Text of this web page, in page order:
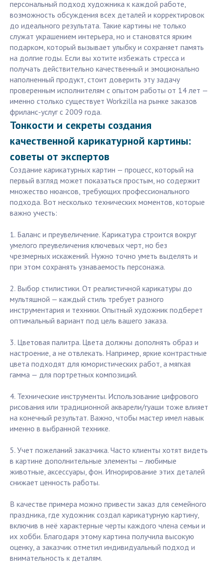
персональный подход художника к каждой работе,
возможность обсуждения всех деталей и корректировок
до идеального результата. Такие картины не только
служат украшением интерьера, но и становятся ярким
подарком, который вызывает улыбку и сохраняет память
на долгие годы. Если вы хотите избежать стресса и
получать действительно качественный и эмоционально
наполненный продукт, стоит доверить эту задачу
проверенным исполнителям с опытом работы от 14 лет —
именно столько существует Workzilla на рынке заказов
фриланс-услуг с 2009 года.
Тонкости и секреты создания
качественной карикатурной картины:
советы от экспертов
Создание карикатурных картин — процесс, который на
первый взгляд может показаться простым, но содержит
множество нюансов, требующих профессионального
подхода. Вот несколько технических моментов, которые
важно учесть:
1. Баланс и преувеличение. Карикатура строится вокруг
умелого преувеличения ключевых черт, но без
чрезмерных искажений. Нужно точно уметь выделять и
при этом сохранять узнаваемость персонажа.
2. Выбор стилистики. От реалистичной карикатуры до
мультяшной — каждый стиль требует разного
инструментария и техники. Опытный художник подберет
оптимальный вариант под цель вашего заказа.
3. Цветовая палитра. Цвета должны дополнять образ и
настроение, а не отвлекать. Например, яркие контрастные
цвета подходят для юмористических работ, а мягкая
гамма — для портретных композиций.
4. Технические инструменты. Использование цифрового
рисования или традиционной акварели/гуаши тоже влияет
на конечный результат. Важно, чтобы мастер имел навык
именно в выбранной технике.
5. Учет пожеланий заказчика. Часто клиенты хотят видеть
в картине дополнительные элементы – любимые
животные, аксессуары, фон. Игнорирование этих деталей
снижает ценность работы.
В качестве примера можно привести заказ для семейного
праздника, где художник создал карикатурную картину,
включив в неё характерные черты каждого члена семьи и
их хобби. Благодаря этому картина получила высокую
оценку, а заказчик отметил индивидуальный подход и
внимательность к деталям.